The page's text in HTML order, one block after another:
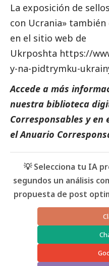
La exposición de
con Ucrania»
en el sitio web de
Ukrposhta https://
y-na-pidtrymku-
Accede a más
nuestra biblioteca
Corresponsables y en
elAnuario
💡 Selecciona tu IA
segundos un análisis
propuesta de post